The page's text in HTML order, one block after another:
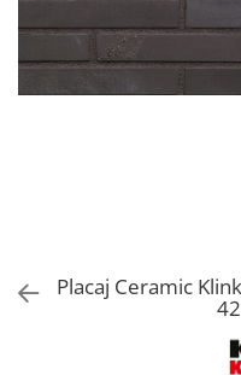
Placaj Ceramic